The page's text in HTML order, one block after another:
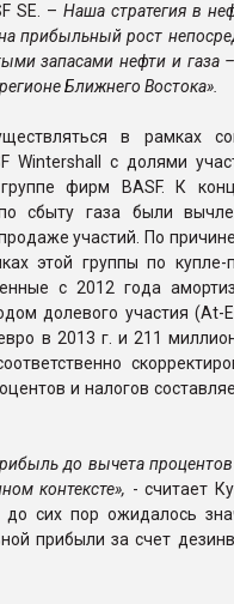
SE. – Наша стратегия в
прибыльный рост
запасами нефти и газа
Ближнего Востока».
в рамках
Wintershall с долями
фирм BASF. К
сбыту газа были
участий. По
этой группы по
с 2012 года
долевого участия (At-
в 2013 г. и 211
и налогов
до вычета
контексте», - считает
сих пор ожидалось
прибыли за счет